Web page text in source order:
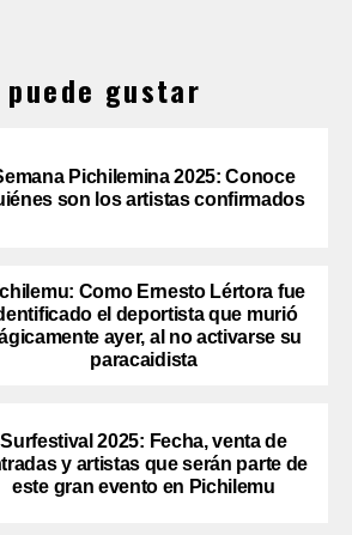
gustar
Pichilemina 2025: Conoce
son los artistas confirmados
Como Ernesto Lértora fue
el deportista que murió
ayer, al no activarse su
paracaidista
Surfestival 2025: Fecha, venta de
y artistas que serán parte de
este gran evento en Pichilemu